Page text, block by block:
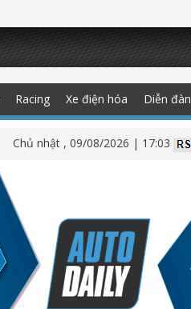
Racing Xe điện hóa Diễn đàn
Chủ nhật , 09/08/2026 | 17:03